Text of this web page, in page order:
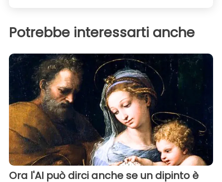
Potrebbe interessarti anche
Ora l'AI può dirci anche se un dipinto è